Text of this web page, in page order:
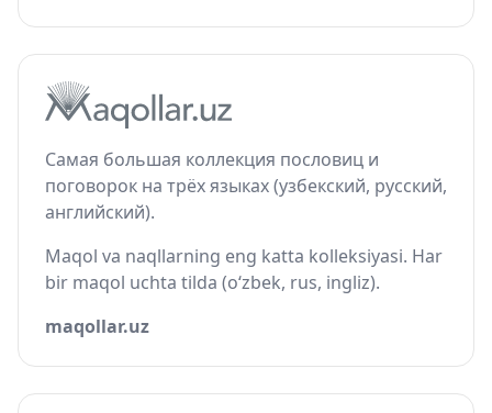
Самая большая коллекция пословиц и
поговорок на трёх языках (узбекский, русский,
английский).
Maqol va naqllarning eng katta kolleksiyasi. Har
bir maqol uchta tilda (o‘zbek, rus, ingliz).
maqollar.uz